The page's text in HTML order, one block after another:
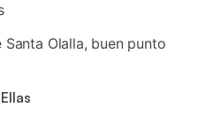
Olalla, buen punto